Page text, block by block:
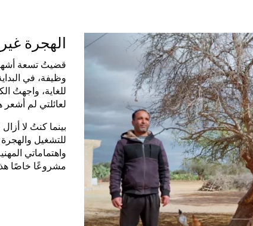
الهجرة
قضيتُ تسعة
وظيفة، في
للغاية، واجهتُ
لعائلتي لم
بينما كنتُ لا
للتشغيل
واهتماماتي
مشروعًا خاصًا